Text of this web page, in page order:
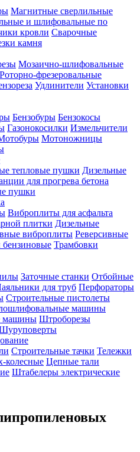
Магнитные сверлильные
и шлифовальные по
кровли Сварочные
камня
Мозаично-шлифовальные
Роторно-фрезеровальные
Удлинители Установки
Бензобуры Бензокосы
Газонокосилки Измельчители
Мотоножницы
тепловые пушки Дизельные
для прогрева бетона
пушки
Виброплиты для асфальта
плитки Дизельные
виброплиты Реверсивные
бензиновые Трамбовки
Заточные станки Отбойные
для труб Перфораторы
Строительные пистолеты
машины
машины Штроборезы
Строительные тачки Тележки
колесные Цепные тали
Штабелеры электрические